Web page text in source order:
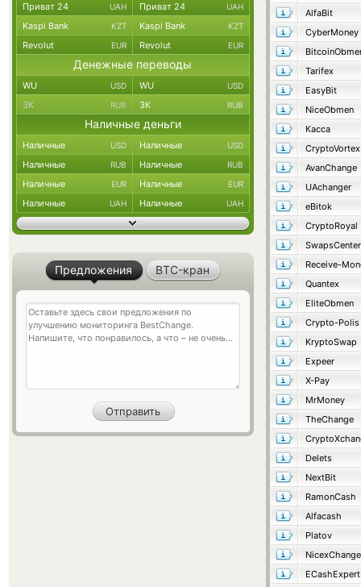
AlfaBit
CyberMoney
Tarifex
EasyBit
NiceObmen
Касса
CryptoVortex
AvanChange
UAchanger
eBitok
CryptoRoyal
SwapsCenter
Receive-
Quantex
EliteObmen
Crypto-Polis
KryptoSwap
Expeer
X-Pay
MrMoney
TheChange
Delets
NextBit
RamonCash
Alfacash
Platov
ECashExpert
Приват 24 UAH Приват 24 UAH
Kaspi Bank KZT Kaspi Bank KZT
Revolut EUR Revolut EUR
Денежные переводы
WU USD WU USD
ЗК RUB ЗК RUB
Наличные деньги
Наличные USD Наличные USD
Наличные RUB Наличные RUB
Наличные EUR Наличные EUR
Наличные UAH Наличные UAH
Предложения BTC-кран